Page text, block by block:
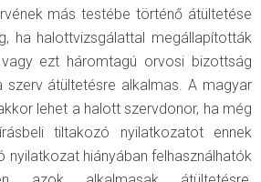
más testébe történő átültetése
ha halottvizsgálattal megállapították
ezt háromtagú orvosi bizottság
átültetésre alkalmas. A magyar
lehet a halott szervdonor, ha még
tiltakozó nyilatkozatot ennek
nyilatkozat hiányában felhasználhatók